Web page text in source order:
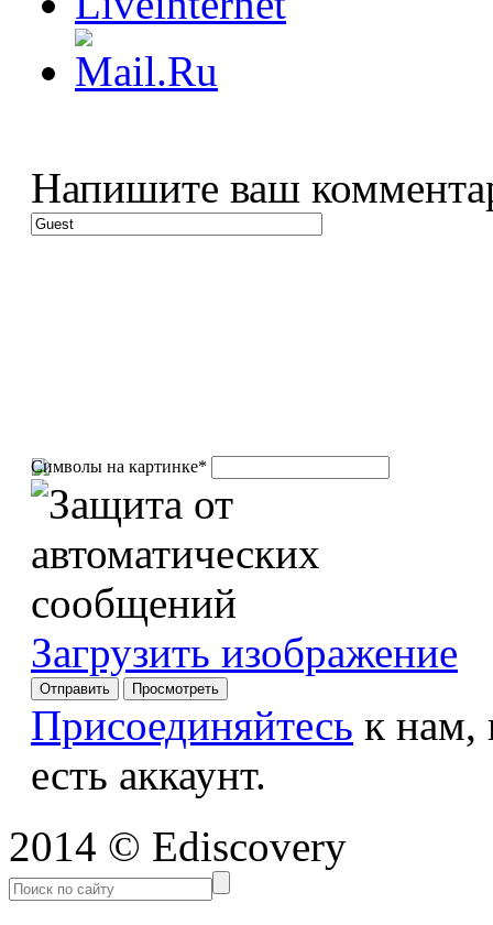
Напишите ваш
Символы на картинке*
Загрузить изображение
Присоединяйтесь к
есть аккаунт.
2014 © Ediscovery